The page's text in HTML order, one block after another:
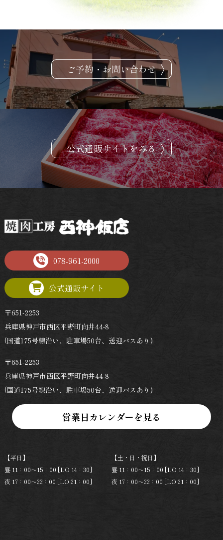
ご予約・お問い合わせ
公式通販サイトをみる
078-961-2000
公式通販サイト
〒651-2253
兵庫県神戸市西区平野町向井44-8
(国道175号線沿い、駐車場50台、送迎バスあり)
〒651-2253
兵庫県神戸市西区平野町向井44-8
(国道175号線沿い、駐車場50台、送迎バスあり)
【平日】
昼 11：00～15：00 [LO 14：30]
夜 17：00～22：00 [LO 21：00]
【土・日・祝日】
昼 11：00～15：00 [LO 14：30]
夜 17：00～22：00 [LO 21：00]